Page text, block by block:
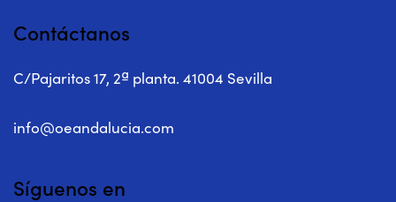
Contáctanos
C/Pajaritos 17, 2ª planta. 41004 Sevilla
info@oeandalucia.com
Síguenos en